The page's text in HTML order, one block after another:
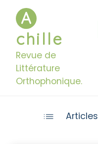
A
chille
Revue de
Littérature
Orthophonique.
 Articles